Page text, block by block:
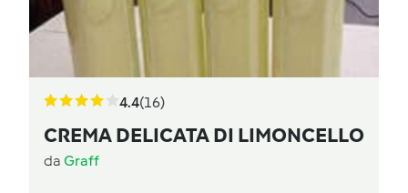
4.4(16)
CREMA DELICATA DI LIMONCELLO
da Graff